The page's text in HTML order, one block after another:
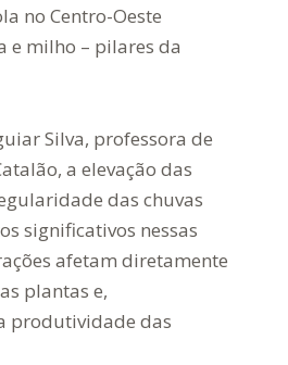
no Centro-Oeste
e milho – pilares da
Silva, professora de
a elevação das
das chuvas
significativos nessas
afetam diretamente
plantas e,
produtividade das